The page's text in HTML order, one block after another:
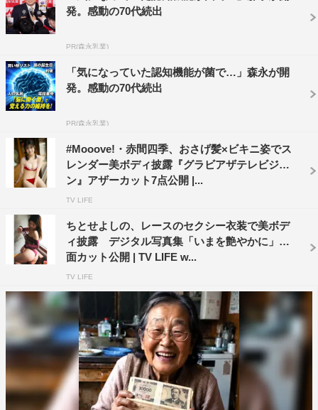
発。感動の70代続出
PR(森永乳業)
「気になっていた認知機能が菌で…」森永が開
発。感動の70代続出
PR(森永乳業)
#Mooove!・赤間四季、おさげ髪×ビキニ姿でス
レンダー美ボディ披露『グラビアザテレビジョ
ン』アザーカット7点公開 |...
TV LIFE
ちとせよしの、レースのセクシー衣装で美ボデ
ィ披露 デジタル写真集「いまを艶やかに」誌
面カット公開 | TV LIFE w...
TV LIFE